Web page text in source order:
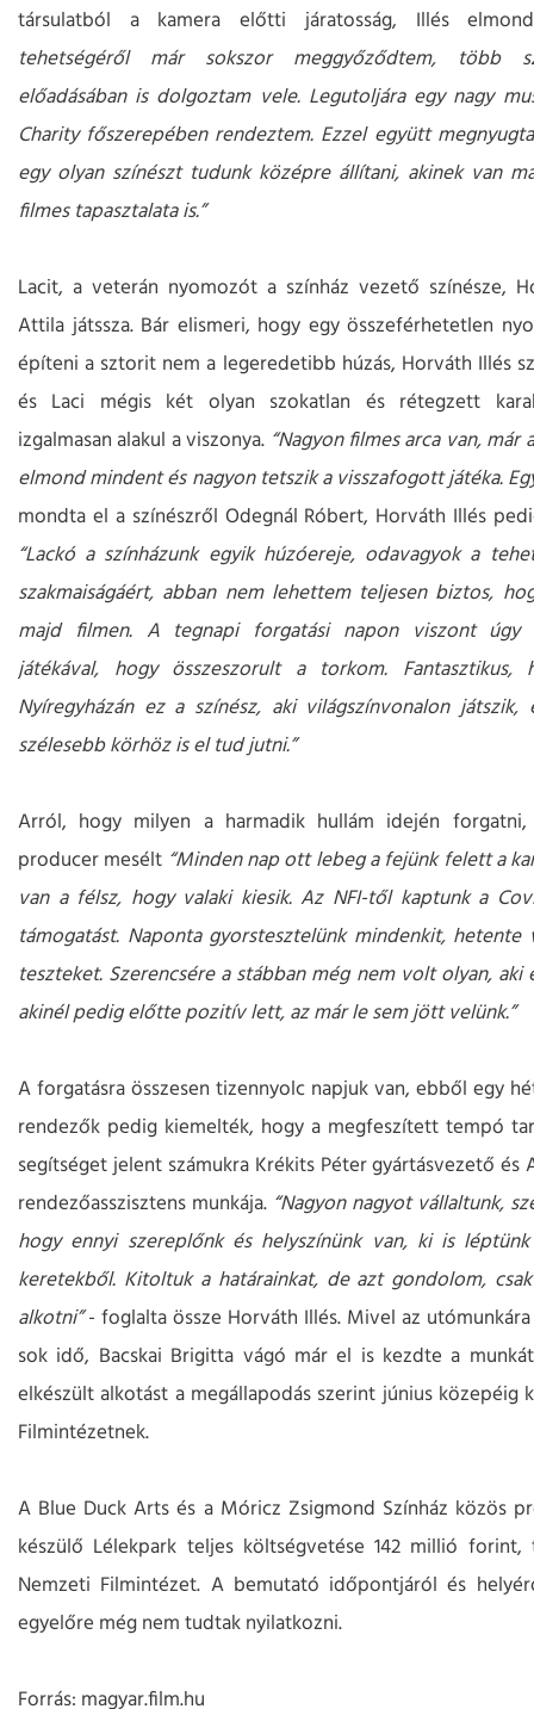
társulatból a kamera előtti járatosság, Illés
tehetségéről már sokszor meggyőződtem, több
előadásában is dolgoztam vele. Legutoljára egy nagy
Charity főszerepében rendeztem. Ezzel együtt
egy olyan színészt tudunk középre állítani, akinek van
filmes tapasztalata is.”
Lacit, a veterán nyomozót a színház vezető színésze,
Attila játssza. Bár elismeri, hogy egy összeférhetetlen
építeni a sztorit nem a legeredetibb húzás, Horváth Illés
és Laci mégis két olyan szokatlan és rétegzett
izgalmasan alakul a viszonya. “Nagyon filmes arca van, már
elmond mindent és nagyon tetszik a visszafogott játéka.
mondta el a színészről Odegnál Róbert, Horváth Illés
“Lackó a színházunk egyik húzóereje, odavagyok a
szakmaiságáért, abban nem lehettem teljesen biztos,
majd filmen. A tegnapi forgatási napon viszont úgy
játékával, hogy összeszorult a torkom.
Nyíregyházán ez a színész, aki világszínvonalon
szélesebb körhöz is el tud jutni.”
Arról, hogy milyen a harmadik hullám idején forgatni,
producer mesélt “Minden nap ott lebeg a fejünk felett a
van a félsz, hogy valaki kiesik. Az NFI-től kaptunk a
támogatást. Naponta gyorstesztelünk mindenkit, hetente
teszteket. Szerencsére a stábban még nem volt olyan, aki
akinél pedig előtte pozitív lett, az már le sem jött velünk.”
A forgatásra összesen tizennyolc napjuk van, ebből egy
rendezők pedig kiemelték, hogy a megfeszített tempó
segítséget jelent számukra Krékits Péter gyártásvezető és
rendezőasszisztens munkája. “Nagyon nagyot vállaltunk,
hogy ennyi szereplőnk és helyszínünk van, ki is
keretekből. Kitoltuk a határainkat, de azt gondolom,
alkotni”- foglalta össze Horváth Illés. Mivel az
sok idő, Bacskai Brigitta vágó már el is kezdte a
elkészült alkotást a megállapodás szerint június közepéig
Filmintézetnek.
A Blue Duck Arts és a Móricz Zsigmond Színház közös
készülő Lélekpark teljes költségvetése 142 millió forint,
Nemzeti Filmintézet. A bemutató időpontjáról és
egyelőre még nem tudtak nyilatkozni.
Forrás: magyar.film.hu